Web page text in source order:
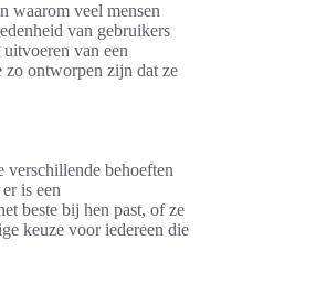
waarom veel mensen
van gebruikers
van een
zo ontworpen zijn dat ze
verschillende behoeften
is een
beste bij hen past, of ze
keuze voor iedereen die